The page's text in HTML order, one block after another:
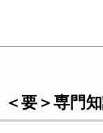
＜要＞専門